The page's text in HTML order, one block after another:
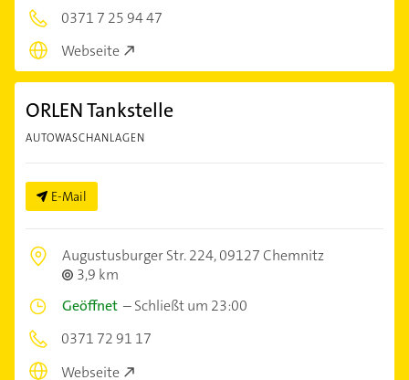
0371 7 25 94 47
Webseite
ORLEN Tankstelle
AUTOWASCHANLAGEN
E-Mail
Augustusburger Str. 224,09127 Chemnitz
3,9 km
Geöffnet –Schließt um 23:00
0371 72 91 17
Webseite